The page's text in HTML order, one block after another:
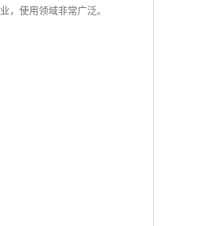
，使用领域非常广泛。